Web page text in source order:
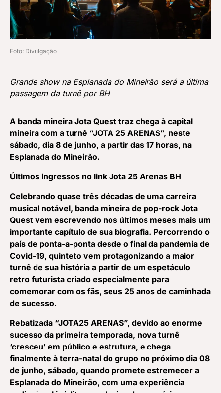
Foto: Divulgação
Grande show na Esplanada do Mineirão será a última
passagem da turnê por BH
A banda mineira Jota Quest traz chega à capital
mineira com a turnê “JOTA 25 ARENAS”, neste
sábado, dia 8 de junho, a partir das 17 horas, na
Esplanada do Mineirão.
Últimos ingressos no link Jota 25 Arenas BH
Celebrando quase três décadas de uma carreira
musical notável, banda mineira de pop-rock Jota
Quest vem escrevendo nos últimos meses mais um
importante capítulo de sua biografia. Percorrendo o
país de ponta-a-ponta desde o final da pandemia de
Covid-19, quinteto vem protagonizando a maior
turnê de sua história a partir de um espetáculo
retro futurista criado especialmente para
comemorar com os fãs, seus 25 anos de caminhada
de sucesso.
Rebatizada “JOTA25 ARENAS”, devido ao enorme
sucesso da primeira temporada, nova turnê
‘cresceu’ em público e estrutura, e chega
finalmente à terra-natal do grupo no próximo dia 08
de junho, sábado, quando promete estremecer a
Esplanada do Mineirão, com uma experiência